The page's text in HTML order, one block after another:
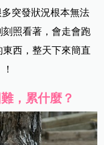
突發狀況根本無法
照看著，會走會跑
西，整天下來簡直
，累什麼？